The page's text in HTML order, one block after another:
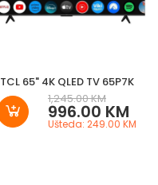
TCL 65" 4K QLED TV 65P7K
1,245.00 KM
996.00 KM
Ušteda: 249.00 KM